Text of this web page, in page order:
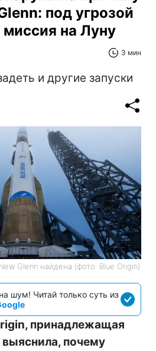
под угрозой
на Луну
3 мин
и другие запуски
Glenn найдена (фото: Blue Origin)
шум! Читай только суть из
принадлежащая
почему